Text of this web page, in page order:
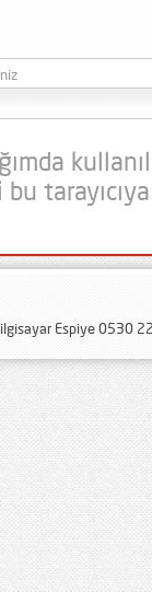
Espiye 0530